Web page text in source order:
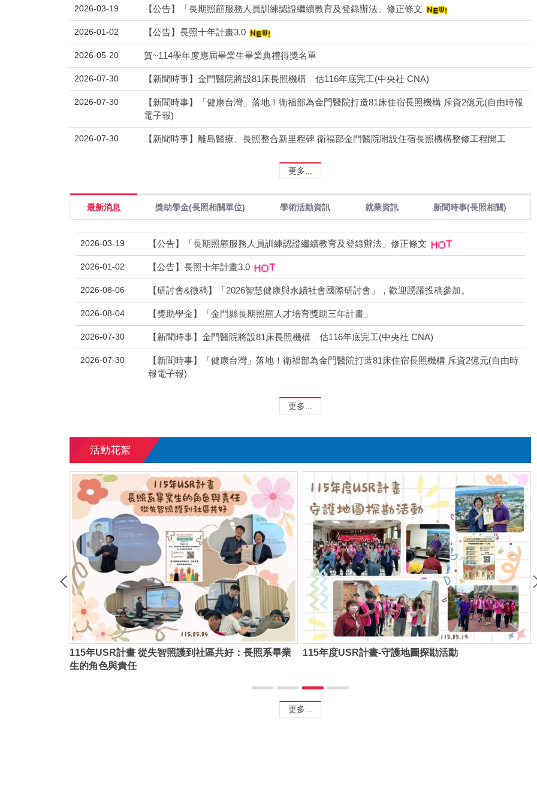
2026-03-19 【公告】「長期照顧服務人員訓練認證繼續教育及登錄辦法」修正條文
2026-01-02 【公告】長照十年計畫3.0
2026-05-20 賀~114學年度應屆畢業生畢業典禮得獎名單
2026-07-30 【新聞時事】金門醫院將設81床長照機構 估116年底完工(中央社 CNA)
2026-07-30
【新聞時事】「健康台灣」落地！衛福部為金門醫院打造81床住宿長照機構 斥資2億元(自由時報
電子報)
2026-07-30 【新聞時事】離島醫療、長照整合新里程碑 衛福部金門醫院附設住宿長照機構整修工程開工
更多...
最新消息 獎助學金(長照相關單位) 學術活動資訊 就業資訊 新聞時事(長照相關)
2026-03-19 【公告】「長期照顧服務人員訓練認證繼續教育及登錄辦法」修正條文
2026-01-02 【公告】長照十年計畫3.0
2026-08-06 【研討會&徵稿】「2026智慧健康與永續社會國際研討會」，歡迎踴躍投稿參加。
2026-08-04 【獎助學金】「金門縣長期照顧人才培育獎助三年計畫」
2026-07-30 【新聞時事】金門醫院將設81床長照機構 估116年底完工(中央社 CNA)
2026-07-30
【新聞時事】「健康台灣」落地！衛福部為金門醫院打造81床住宿長照機構 斥資2億元(自由時
報電子報)
更多...
活動花絮
115年USR計畫 從個案管理到社區共好：長照專業在
在地照護中的社會責任
115年高教深耕計畫 生命回顧講座-生命故事書實作分
更多...
1026五系聯合迎新 1141025-1026五系聯合迎新 1140927繞金門